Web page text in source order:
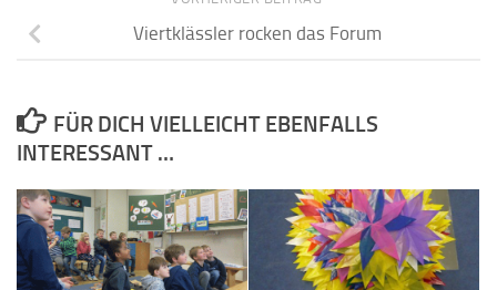
Viertklässler rocken das Forum
FÜR DICH VIELLEICHT EBENFALLS
INTERESSANT …